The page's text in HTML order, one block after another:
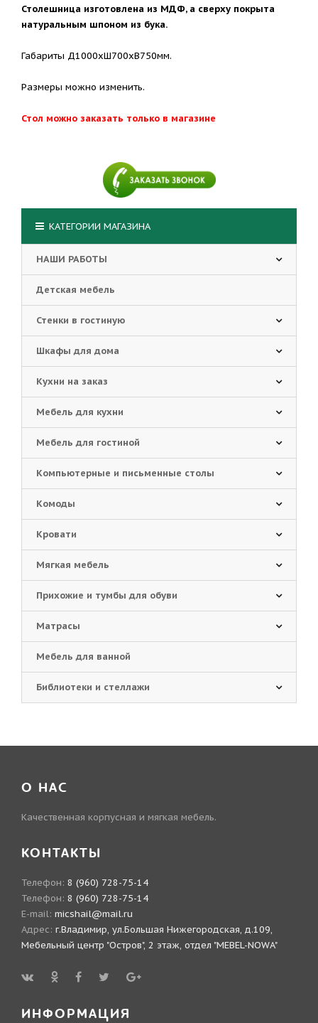
Столешница изготовлена из МДФ, а сверху покрыта
натуральным шпоном из бука.
Габариты Д1000хШ700хВ750мм.
Размеры можно изменить.
Стол можно заказать только в магазине
КАТЕГОРИИ МАГАЗИНА
НАШИ РАБОТЫ
Детская мебель
Стенки в гостиную
Шкафы для дома
Кухни на заказ
Мебель для кухни
Мебель для гостиной
Компьютерные и письменные столы
Комоды
Кровати
Мягкая мебель
Прихожие и тумбы для обуви
Матрасы
Мебель для ванной
Библиотеки и стеллажи
О НАС
Качественная корпусная и мягкая мебель.
КОНТАКТЫ
Телефон: 8 (960) 728-75-14
Телефон: 8 (960) 728-75-14
E-mail: micshail@mail.ru
Адрес: г.Владимир, ул.Большая Нижегородская, д.109,
Мебельный центр "Остров", 2 этаж, отдел "MEBEL-NOWA"
ИНФОРМАЦИЯ